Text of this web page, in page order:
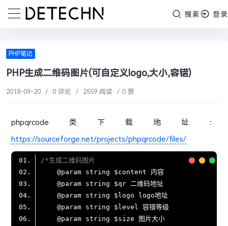
搜索 登录
PHP笔记
PHP生成二维码图片(可自定义logo,大小,容错)
2018-09-20 / 0 评论 / 2559 阅读 / 0 赞
phpqrcode类下载地址：
https://sourceforge.net/projects/phpqrcode/files/
@param
string $content 内容
@param
string $qr 二维码地址
@param
string $logo logo地址
@param
@param
string $size 图片大小